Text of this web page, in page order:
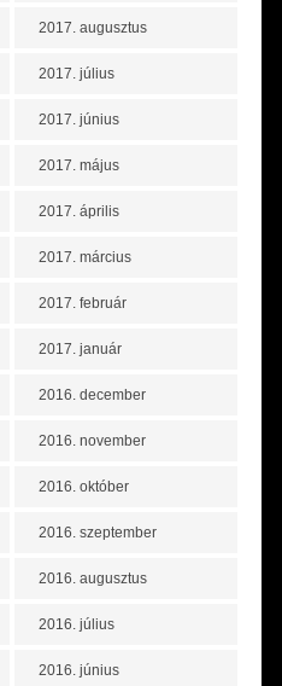
2017. augusztus
2017. július
2017. június
2017. május
2017. április
2017. március
2017. február
2017. január
2016. december
2016. november
2016. október
2016. szeptember
2016. augusztus
2016. július
2016. június